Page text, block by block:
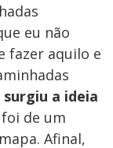
eu não
fazer aquilo e
surgiu a ideia
de um
Afinal,